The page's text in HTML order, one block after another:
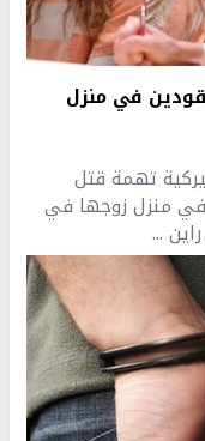
في منزل
تهمة قتل
في منزل زوجها في
...